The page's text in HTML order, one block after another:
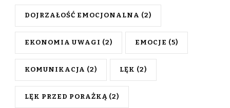
DOJRZAŁOŚĆ EMOCJONALNA (2)
EKONOMIA UWAGI (2) EMOCJE (5)
KOMUNIKACJA (2) LĘK (2)
LĘK PRZED PORAŻKĄ (2)